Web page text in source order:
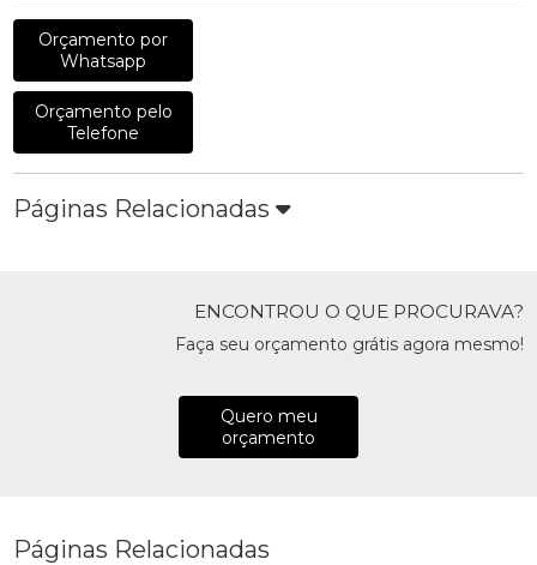
Orçamento por
Whatsapp
Orçamento pelo
Telefone
Páginas Relacionadas
ENCONTROU O QUE PROCURAVA?
Faça seu orçamento grátis agora mesmo!
Quero meu
orçamento
Páginas Relacionadas